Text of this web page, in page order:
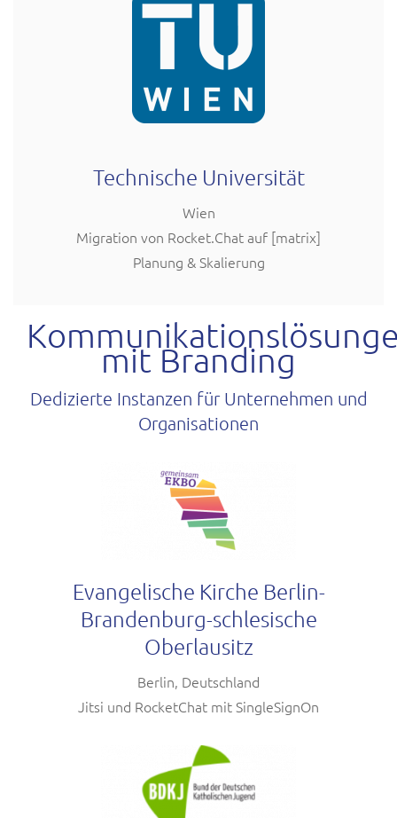
Technische Universität
Wien
Migration von Rocket.Chat auf [matrix]
Planung & Skalierung
mit Branding
Dedizierte Instanzen für Unternehmen und
Organisationen
Evangelische Kirche Berlin-
Brandenburg-schlesische
Oberlausitz
Berlin, Deutschland
Jitsi und RocketChat mit SingleSignOn